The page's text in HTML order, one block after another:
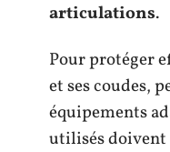
articulations.
Pour protéger
et ses coudes,
équipements
utilisés doivent